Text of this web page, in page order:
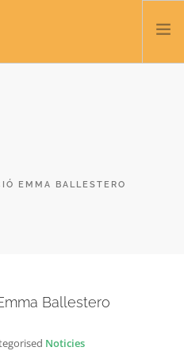
EMMA BALLESTERO
Ballestero
Noticies